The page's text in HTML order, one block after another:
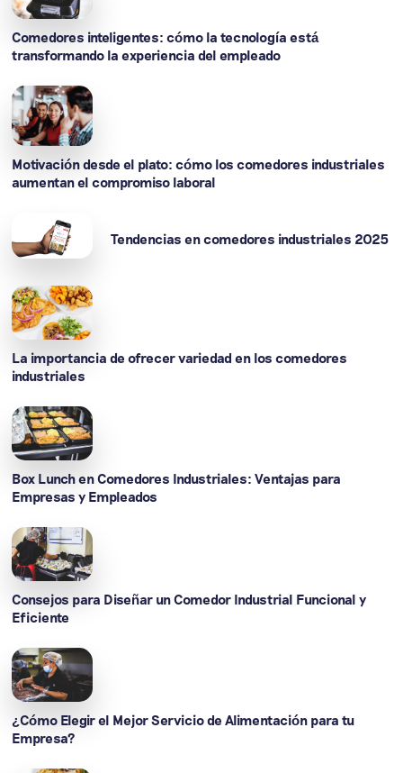
Comedores inteligentes: cómo la tecnología está
transformando la experiencia del empleado
Motivación desde el plato: cómo los comedores industriales
aumentan el compromiso laboral
Tendencias en comedores industriales 2025
La importancia de ofrecer variedad en los comedores
industriales
Box Lunch en Comedores Industriales: Ventajas para
Empresas y Empleados
Consejos para Diseñar un Comedor Industrial Funcional y
Eficiente
¿Cómo Elegir el Mejor Servicio de Alimentación para tu
Empresa?